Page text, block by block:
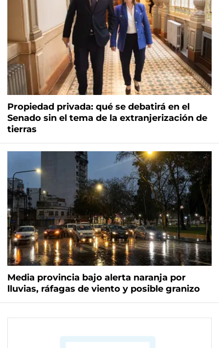
Propiedad privada: qué se debatirá en el
Senado sin el tema de la extranjerización de
tierras
Media provincia bajo alerta naranja por
lluvias, ráfagas de viento y posible granizo